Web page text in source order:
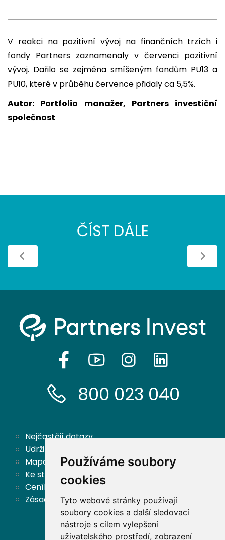
Používáme soubory
cookies
Tyto webové stránky používají
soubory cookies a další sledovací
nástroje s cílem vylepšení
uživatelského prostředí, zobrazení
V reakci na pozitivní vývoj na finančních trzích i
fondy Partners zaznamenaly v červenci pozitivní
vývoj. Dařilo se zejména smíšeným fondům PU13 a
PU10, které v průběhu července přidaly ca 5,5%.
Autor: Portfolio manažer, Partners investiční
společnost
ČÍST DÁLE
800 023 040
Nejčastějí dotazy
Udržitelnost
Mapa stránek
Ke stažení
Ceník
Zásady ochrany osobních údajů a cookies
Zpět nahoru